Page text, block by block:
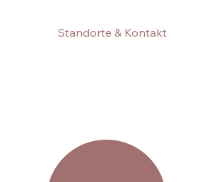
Standorte & Kontakt